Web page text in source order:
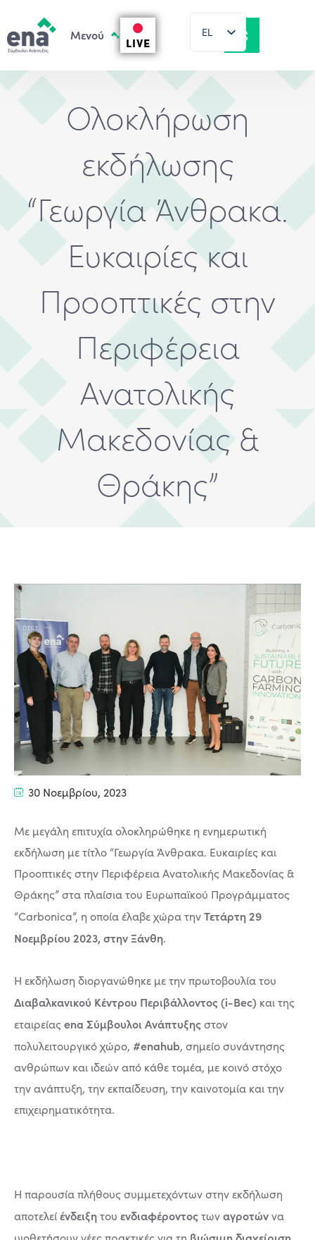
LIVE
EL
EN
Ολοκλήρωση
εκδήλωσης
“Γεωργία Άνθρακα.
Ευκαιρίες και
Προοπτικές στην
Περιφέρεια
Ανατολικής
Μακεδονίας &
Θράκης”
30 Νοεμβρίου, 2023
Με μεγάλη επιτυχία ολοκληρώθηκε η ενημερωτική
εκδήλωση με τίτλο “Γεωργία Άνθρακα. Ευκαιρίες και
Προοπτικές στην Περιφέρεια Ανατολικής Μακεδονίας &
Θράκης” στα πλαίσια του Ευρωπαϊκού Προγράμματος
“Carbonica”, η οποία έλαβε χώρα τηνΤετάρτη 29
Νοεμβρίου 2023, στην Ξάνθη.
Η εκδήλωση διοργανώθηκε με την πρωτοβουλία του
Διαβαλκανικού Κέντρου Περιβάλλοντος (i-Bec) και της
εταιρείαςena Σύμβουλοι Ανάπτυξηςστον
πολυλειτουργικό χώρο, #enahub, σημείο συνάντησης
ανθρώπων και ιδεών από κάθε τομέα, με κοινό στόχο
την ανάπτυξη, την εκπαίδευση, την καινοτομία και την
επιχειρηματικότητα.
Η παρουσία πλήθους συμμετεχόντων στην εκδήλωση
αποτελείένδειξητου ενδιαφέροντοςτωναγροτώννα